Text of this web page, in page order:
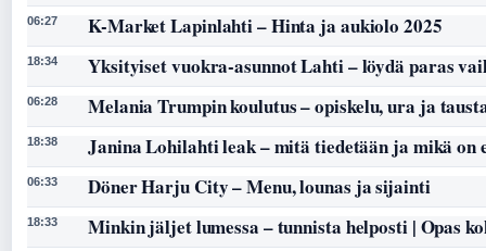
06:27 K-Market Lapinlahti – Hinta ja aukiolo 2025
18:34 Yksityiset vuokra-asunnot Lahti – löydä paras
06:28 Melania Trumpin koulutus – opiskelu, ura ja
18:38 Janina Lohilahti leak – mitä tiedetään ja mikä on
06:33 Döner Harju City – Menu, lounas ja sijainti
18:33 Minkin jäljet lumessa – tunnista helposti | Opas